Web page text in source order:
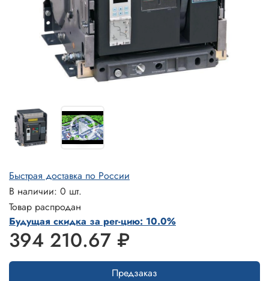
Быстрая доставка по России
В наличии: 0 шт.
Товар распродан
Будущая скидка за рег-цию: 10.0%
394 210.67 ₽
Предзаказ